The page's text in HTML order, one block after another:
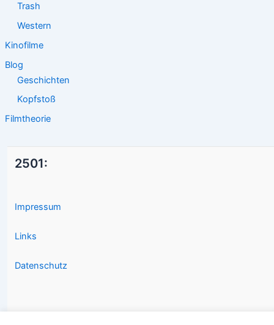
Trash
Western
Kinofilme
Blog
Geschichten
Kopfstoß
Filmtheorie
2501:
Impressum
Links
Datenschutz